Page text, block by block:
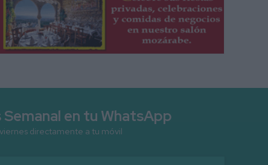
Semanal en tu WhatsApp
directamente a tu móvil